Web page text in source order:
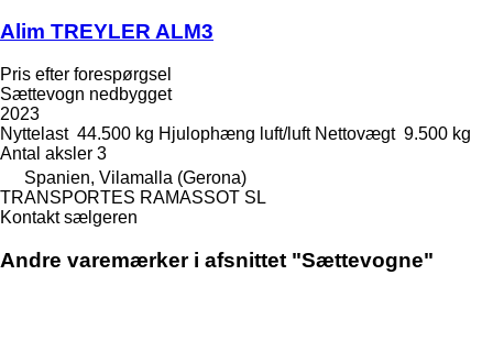
Alim TREYLER ALM3
Pris efter forespørgsel
Sættevogn nedbygget
2023
Nyttelast 44.500 kg Hjulophæng luft/luft Nettovægt 9.500 kg
Antal aksler 3
Spanien, Vilamalla (Gerona)
TRANSPORTES RAMASSOT SL
Kontakt sælgeren
Andre varemærker i afsnittet "Sættevogne"